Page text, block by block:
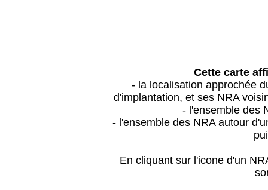
Cette carte
- la localisation approchée
d'implantation, et ses NRA
- l'ensemble des
- l'ensemble des NRA autour
En cliquant sur l'icone d'un